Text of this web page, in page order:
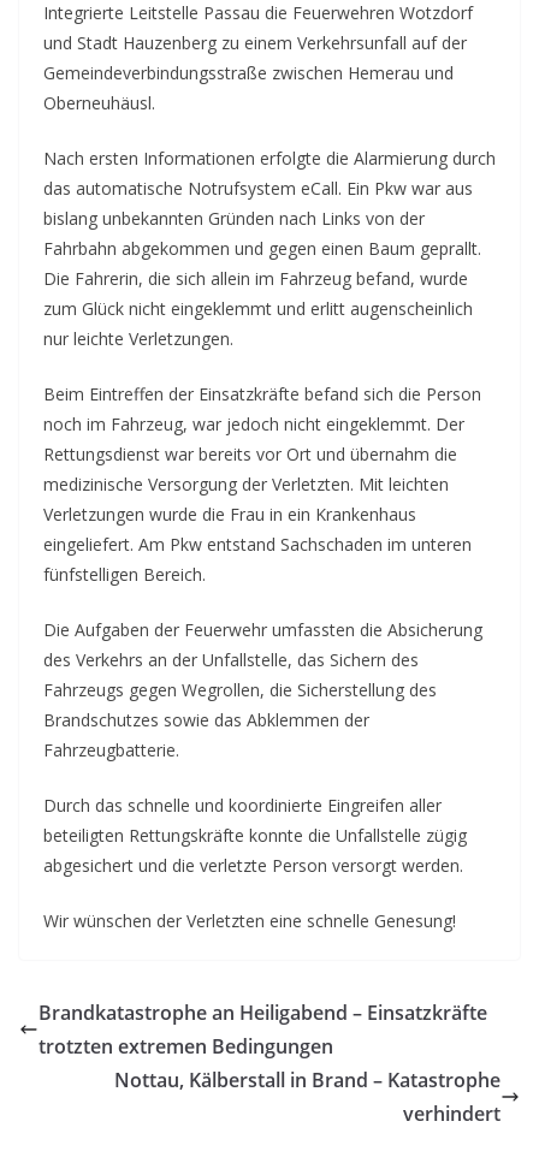
Integrierte Leitstelle Passau die Feuerwehren Wotzdorf
und Stadt Hauzenberg zu einem Verkehrsunfall auf der
Gemeindeverbindungsstraße zwischen Hemerau und
Oberneuhäusl.
Nach ersten Informationen erfolgte die Alarmierung durch
das automatische Notrufsystem eCall. Ein Pkw war aus
bislang unbekannten Gründen nach Links von der
Fahrbahn abgekommen und gegen einen Baum geprallt.
Die Fahrerin, die sich allein im Fahrzeug befand, wurde
zum Glück nicht eingeklemmt und erlitt augenscheinlich
nur leichte Verletzungen.
Beim Eintreffen der Einsatzkräfte befand sich die Person
noch im Fahrzeug, war jedoch nicht eingeklemmt. Der
Rettungsdienst war bereits vor Ort und übernahm die
medizinische Versorgung der Verletzten. Mit leichten
Verletzungen wurde die Frau in ein Krankenhaus
eingeliefert. Am Pkw entstand Sachschaden im unteren
fünfstelligen Bereich.
Die Aufgaben der Feuerwehr umfassten die Absicherung
des Verkehrs an der Unfallstelle, das Sichern des
Fahrzeugs gegen Wegrollen, die Sicherstellung des
Brandschutzes sowie das Abklemmen der
Fahrzeugbatterie.
Durch das schnelle und koordinierte Eingreifen aller
beteiligten Rettungskräfte konnte die Unfallstelle zügig
abgesichert und die verletzte Person versorgt werden.
Wir wünschen der Verletzten eine schnelle Genesung!
Brandkatastrophe an Heiligabend – Einsatzkräfte
trotzten extremen Bedingungen
Nottau, Kälberstall in Brand – Katastrophe
verhindert